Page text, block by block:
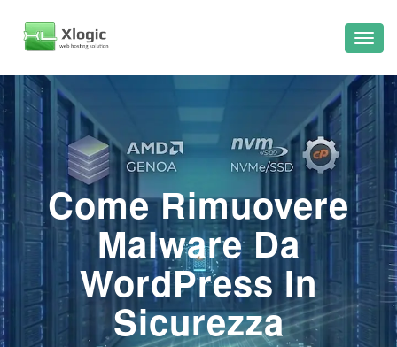
Come Rimuovere
Malware Da
WordPress In
Sicurezza